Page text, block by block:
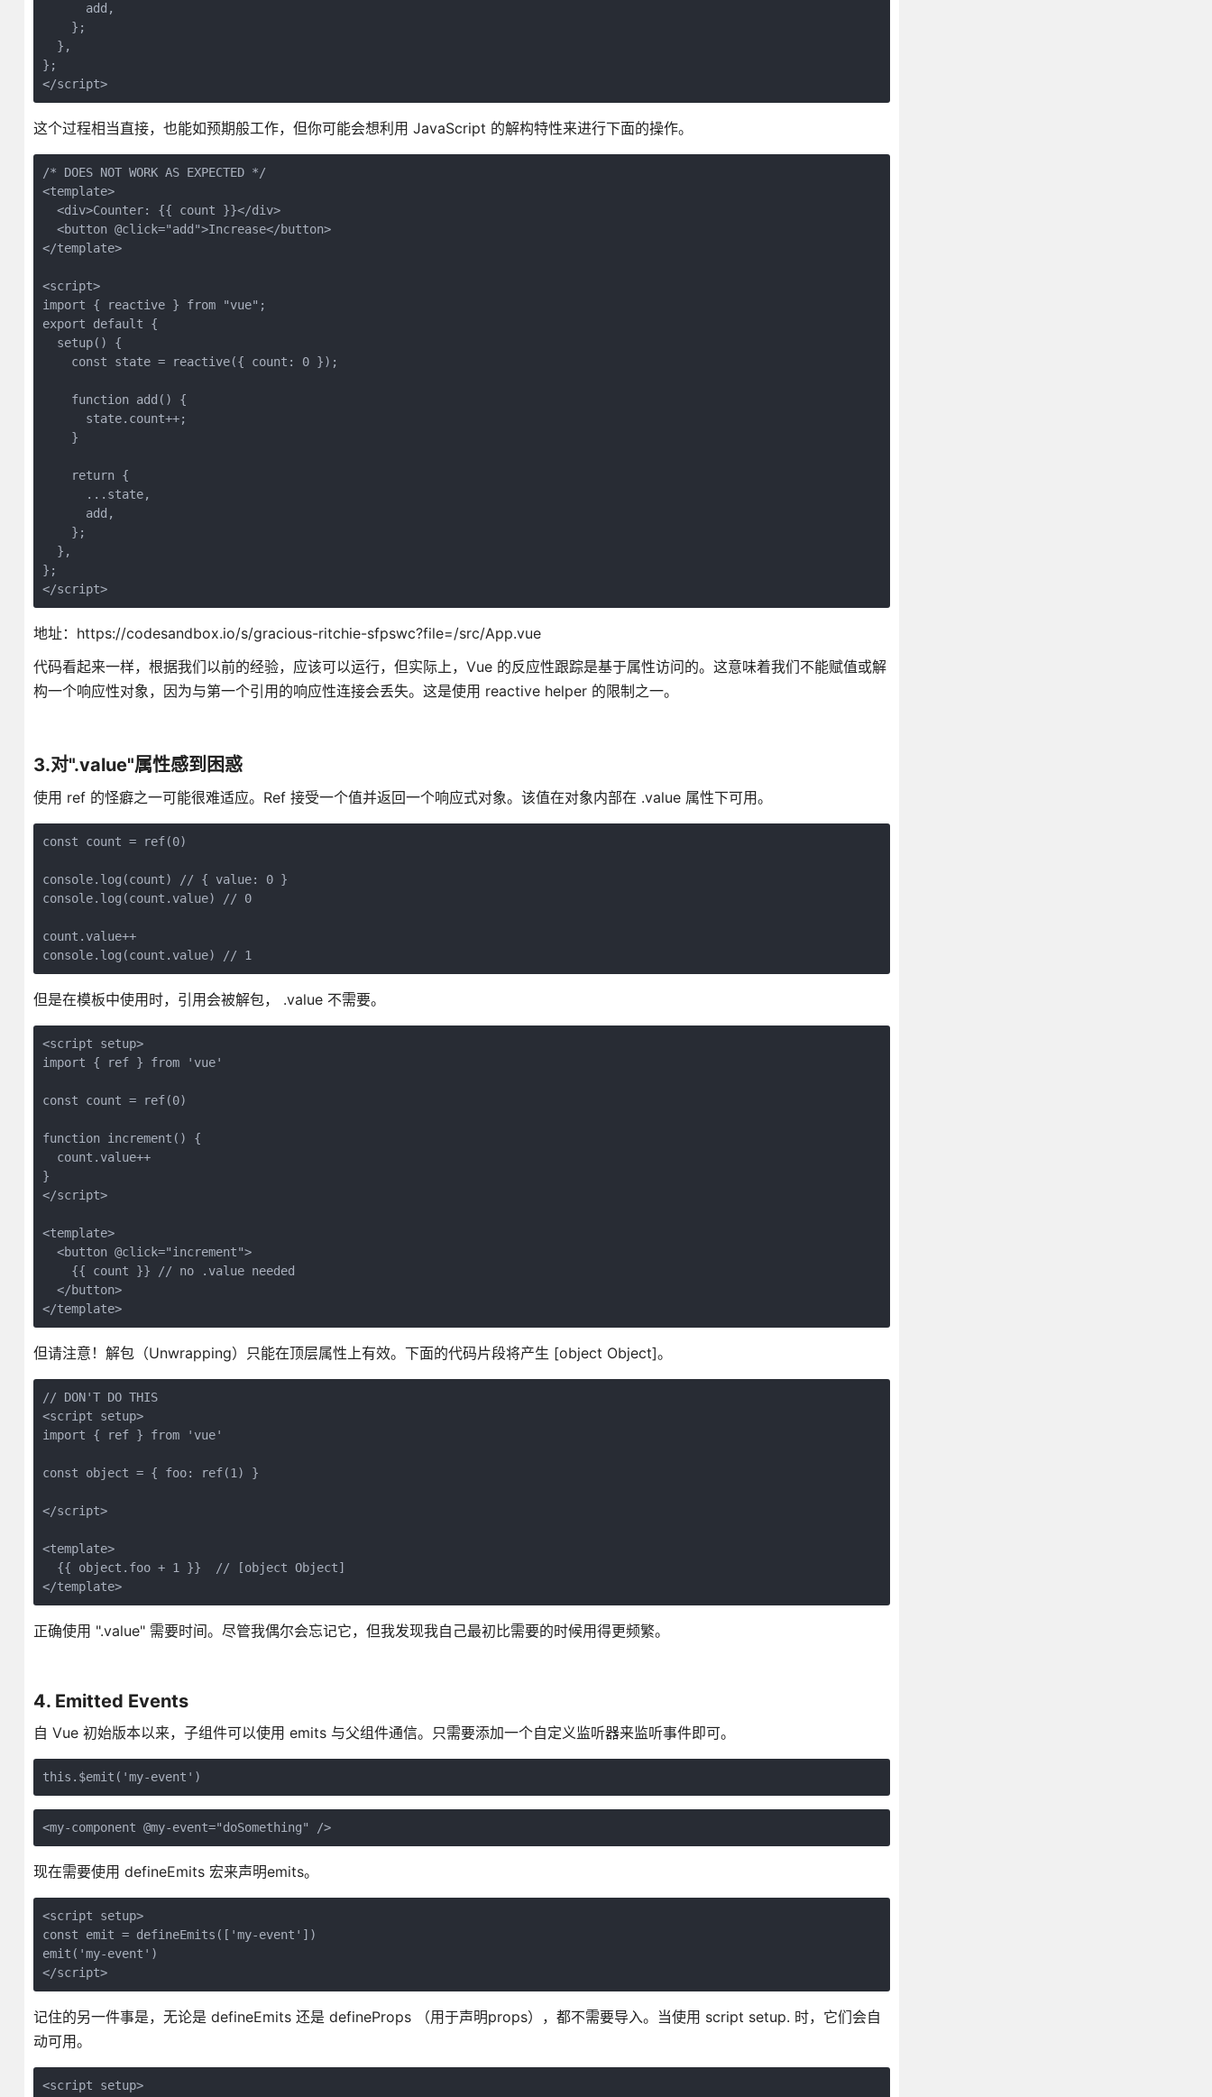
add,
};
},
};
</script>
这个过程相当直接，也能如预期般工作，但你可能会想利用 JavaScript 的解构特性来进行下面的操作。
/* DOES NOT WORK AS EXPECTED */
<template>
<div>Counter: {{ count }}</div>
<button @click="add">Increase</button>
</template>
<script>
import { reactive } from "vue";
export default {
setup() {
const state = reactive({ count: 0 });
function add() {
state.count++;
}
return {
...state,
add,
};
},
};
</script>
地址：https://codesandbox.io/s/gracious-ritchie-sfpswc?file=/src/App.vue
代码看起来一样，根据我们以前的经验，应该可以运行，但实际上，Vue 的反应性跟踪是基于属性访问的。这意味着我们不能赋值或解
构一个响应性对象，因为与第一个引用的响应性连接会丢失。这是使用 reactive helper 的限制之一。
3.对".value"属性感到困惑
使用 ref 的怪癖之一可能很难适应。Ref 接受一个值并返回一个响应式对象。该值在对象内部在 .value 属性下可用。
const count = ref(0)
console.log(count) // { value: 0 }
console.log(count.value) // 0
count.value++
console.log(count.value) // 1
但是在模板中使用时，引用会被解包， .value 不需要。
<script setup>
import { ref } from 'vue'
const count = ref(0)
function increment() {
count.value++
}
</script>
<template>
<button @click="increment">
{{ count }} // no .value needed
</button>
</template>
但请注意！解包（Unwrapping）只能在顶层属性上有效。下面的代码片段将产生 [object Object]。
// DON'T DO THIS
<script setup>
import { ref } from 'vue'
const object = { foo: ref(1) }
</script>
<template>
{{ object.foo + 1 }}  // [object Object]
</template>
正确使用 ".value" 需要时间。尽管我偶尔会忘记它，但我发现我自己最初比需要的时候用得更频繁。
4. Emitted Events
自 Vue 初始版本以来，子组件可以使用 emits 与父组件通信。只需要添加一个自定义监听器来监听事件即可。
this.$emit('my-event')
<my-component @my-event="doSomething" />
现在需要使用 defineEmits 宏来声明emits。
<script setup>
const emit = defineEmits(['my-event'])
emit('my-event')
</script>
记住的另一件事是，无论是 defineEmits 还是 defineProps （用于声明props），都不需要导入。当使用 script setup. 时，它们会自
动可用。
<script setup>